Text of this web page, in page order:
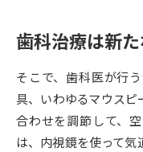
志望校・出願校を調
併願校選び
先輩が入学を決めた理由
歯科治療は新
そこで、歯科医が行
具、いわゆるマウス
合わせを調節して、
は、内視鏡を使って